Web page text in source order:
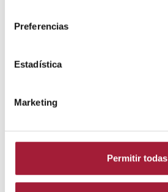
Preferencias
Estadística
Marketing
Permitir todas